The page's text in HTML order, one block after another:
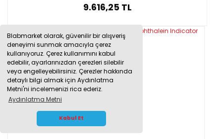
Blabmarket olarak, güvenilir bir alışveriş
deneyimi sunmak amacıyla çerez
kullanıyoruz. Çerez kullanımını kabul
edebilir, ayarlarınızdan çerezleri silebilir
veya engelleyebilirsiniz. Çerezler hakkında
detaylı bilgi almak için Aydınlatma
Metni'ni incelemenizi rica ederiz.
Aydınlatma Metni
Kabul Et
9.616,25 TL
WHATSAPP İLETİŞİM